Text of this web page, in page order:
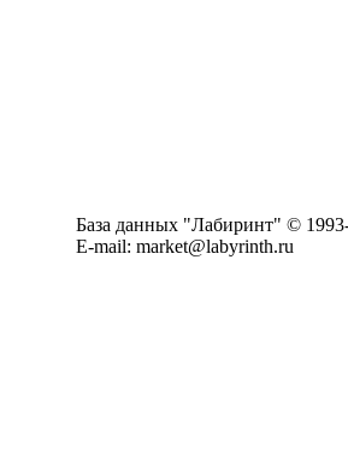
База данных "Лабиринт" ©
E-mail: market@labyrinth.ru